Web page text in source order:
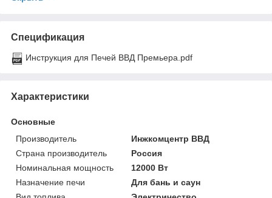
Спецификация
Инструкция для Печей ВВД Премьера.pdf
Характеристики
Основные
Производитель
Инжкомцентр ВВД
Страна производитель
Россия
Номинальная мощность
12000 Вт
Назначение печи
Для бань и саун